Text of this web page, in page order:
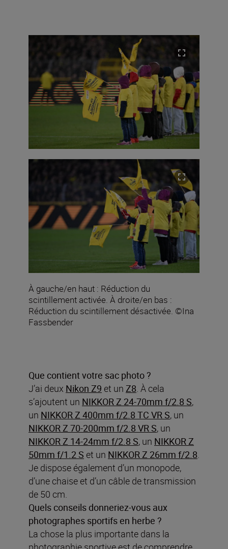
À gauche/en haut : Réduction du
scintillement activée. À droite/en bas :
Réduction du scintillement désactivée. ©Ina
Fassbender
Que contient votre sac photo ?
J’ai deux Nikon Z9 et un Z8. À cela
s’ajoutent un NIKKOR Z 24-70mm f/2.8 S,
un NIKKOR Z 400mm f/2.8 TC VR S, un
NIKKOR Z 70-200mm f/2.8 VR S, un
NIKKOR Z 14-24mm f/2.8 S, un NIKKOR Z
50mm f/1.2 S et un NIKKOR Z 26mm f/2.8.
Je dispose également d’un monopode,
d’une chaise et d’un câble de transmission
de 50 cm.
Quels conseils donneriez-vous aux
photographes sportifs en herbe ?
La chose la plus importante dans la